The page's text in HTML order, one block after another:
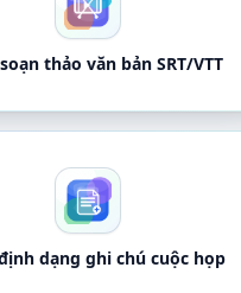
thảo văn bản SRT/VTT
dạng ghi chú cuộc họp